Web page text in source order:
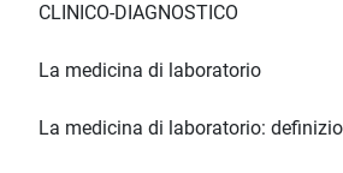
CLINICO-DIAGNOSTICO
La medicina di laboratorio
La medicina di laboratorio: